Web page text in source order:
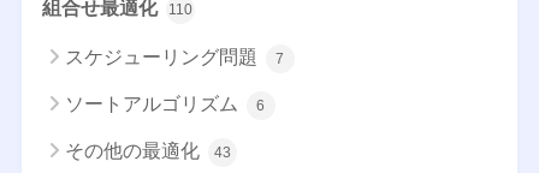
組合せ最適化 110
スケジューリング問題 7
ソートアルゴリズム 6
その他の最適化 43